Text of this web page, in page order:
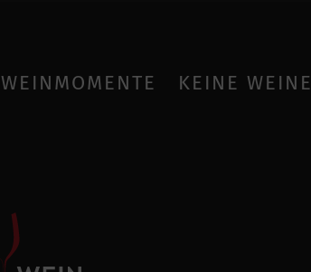
WEINMOMENTE KEINE WEINE